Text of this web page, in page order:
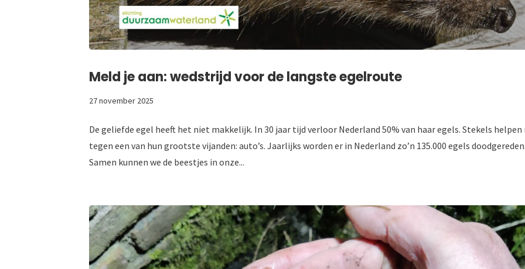
Meld je aan: wedstrijd voor de langste egelroute
27 november 2025
De geliefde egel heeft het niet makkelijk. In 30 jaar tijd verloor Nederland 50% van haar egels. Stekels
tegen een van hun grootste vijanden: auto’s. Jaarlijks worden er in Nederland zo’n 135.000 egels
Samen kunnen we de beestjes in onze...